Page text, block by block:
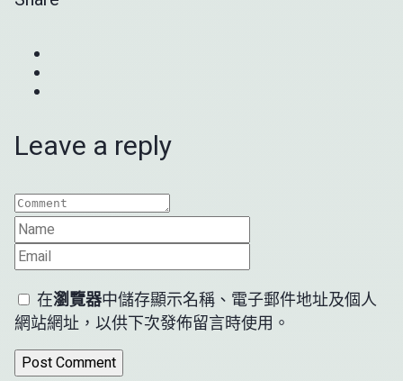
Leave a reply
在瀏覽器中儲存顯示名稱、電子郵件地址及個人
網站網址，以供下次發佈留言時使用。